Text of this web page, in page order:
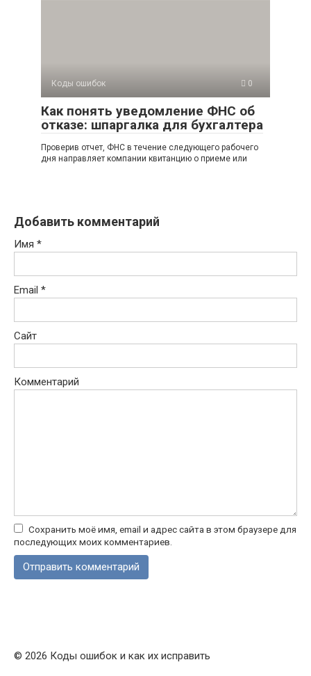
Коды ошибок 0
Как понять уведомление ФНС об
отказе: шпаргалка для бухгалтера
Проверив отчет, ФНС в течение следующего рабочего
дня направляет компании квитанцию о приеме или
Добавить комментарий
Имя *
Email *
Сайт
Комментарий
Сохранить моё имя, email и адрес сайта в этом браузере для
последующих моих комментариев.
© 2026 Коды ошибок и как их исправить